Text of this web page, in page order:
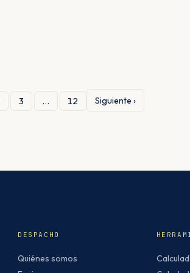
3 … 12 Siguiente ›
DESPACHO
Quiénes somos